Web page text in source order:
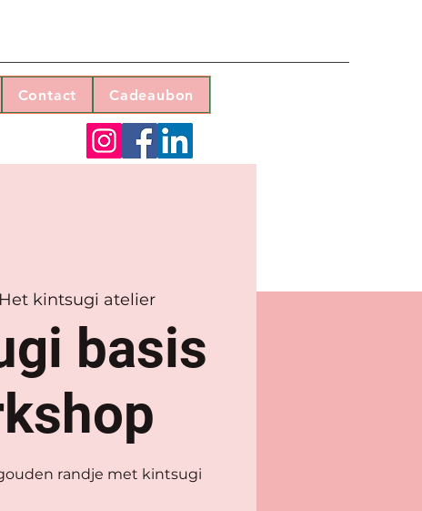
Contact Cadeaubon
Het kintsugi atelier
basis
randje met kintsugi